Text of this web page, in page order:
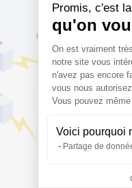
Promis, c'est
qu'on
On est vraiment
notre site vous
n'avez pas encore
vous nous
Vous pouvez
Voici pourquoi
Partage de